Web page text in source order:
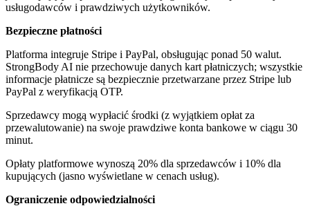
usługodawców i prawdziwych użytkowników.
Bezpieczne płatności
Platforma integruje Stripe i PayPal, obsługując ponad 50 walut.
StrongBody AI nie przechowuje danych kart płatniczych; wszystkie
informacje płatnicze są bezpiecznie przetwarzane przez Stripe lub
PayPal z weryfikacją OTP.
Sprzedawcy mogą wypłacić środki (z wyjątkiem opłat za
przewalutowanie) na swoje prawdziwe konta bankowe w ciągu 30
minut.
Opłaty platformowe wynoszą 20% dla sprzedawców i 10% dla
kupujących (jasno wyświetlane w cenach usług).
Ograniczenie odpowiedzialności